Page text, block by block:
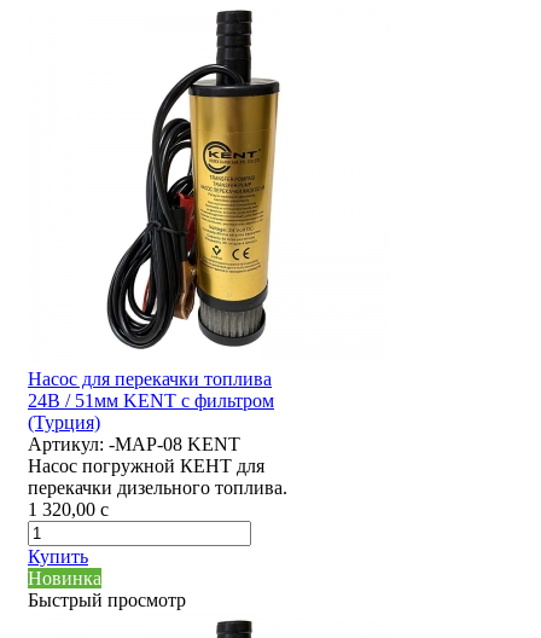
Насос для перекачки топлива
24В / 51мм KENT с фильтром
(Турция)
Артикул: -MAP-08 KENT
Насос погружной КЕНТ для
перекачки дизельного топлива.
1 320,00 c
Купить
Новинка
Быстрый просмотр